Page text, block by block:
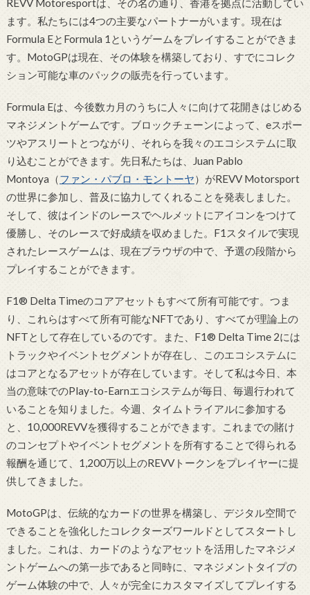
ます。私たちには4つの主要なパートナーがいます。現在は
Formula EとFormula 1というゲームをプレイすることができま
す。MotoGPは現在、その体験を構築しており、すでにコレク
ション可能な車のパックの販売を行っています。
Formula Eは、今後数カ月のうちに人々に向けて花開きはじめる
マネジメントゲームです。ブロックチェーンによって、eスポー
ツやアスリートとつながり、それらを我々のエコシステムに取
り込むことができます。先日私たちは、Juan Pablo
Montoya（ファン・パブロ・モントーヤ）がREVV Motorsport
の世界に参加し、普及に協力してくれることを発表しました。
そして、彼はインドのレースでヘルメットにアイコンをつけて
優勝し、そのレースで好成績を収めました。F1スタイルで実現
されたレースゲームは、現在ブラウザの中で、予選の段階から
プレイすることができます。
F1® Delta Timeのコアアセットもすべて所有可能です。つま
り、これらはすべて所有可能なNFTであり、すべてが理論上の
NFTとして存在しているのです。また、F1® Delta Time 2には
トラックやイベントセグメントが存在し、このエコシステムに
はコアとなるアセットが存在しています。そして私は今日、本
当の意味でのPlay-to-Earnエコシステムが毎日、毎週行われて
いることを知りました。今週、タイムトライアルに参加する
と、10,000REVVを獲得することができます。これまでの賭け
のコンセプトやイベントセグメントを所有することで得られる
報酬を通じて、1,200万以上のREVVトークンをプレイヤーに提
供してきました。
MotoGPは、伝統的なカードの世界を構築し、デジタル空間で
できることを強化したコレクターズワールドとしてスタートし
ました。これは、カードのようなアセットを活用したマネジメ
ントゲームへの第一歩であると同時に、マネジメントタイプの
ゲーム体験の中で、人々が完全にカスタマイズしてプレイする